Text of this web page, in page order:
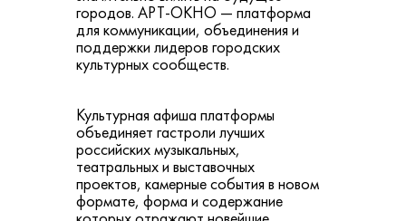
городов. АРТ-ОКНО — платформа
для коммуникации, объединения и
поддержки лидеров городских
культурных сообществ.
Культурная афиша платформы
объединяет гастроли лучших
российских музыкальных,
театральных и выставочных
проектов, камерные события в новом
формате, форма и содержание